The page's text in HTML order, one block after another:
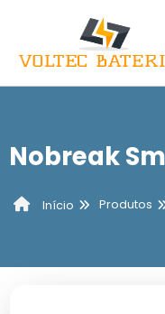
Nobreak
Início Produtos